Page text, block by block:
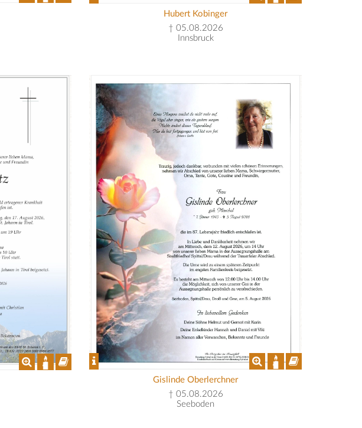
Hubert Kobinger
† 05.08.2026
Innsbruck
Gislinde Oberlerchner
† 05.08.2026
Seeboden